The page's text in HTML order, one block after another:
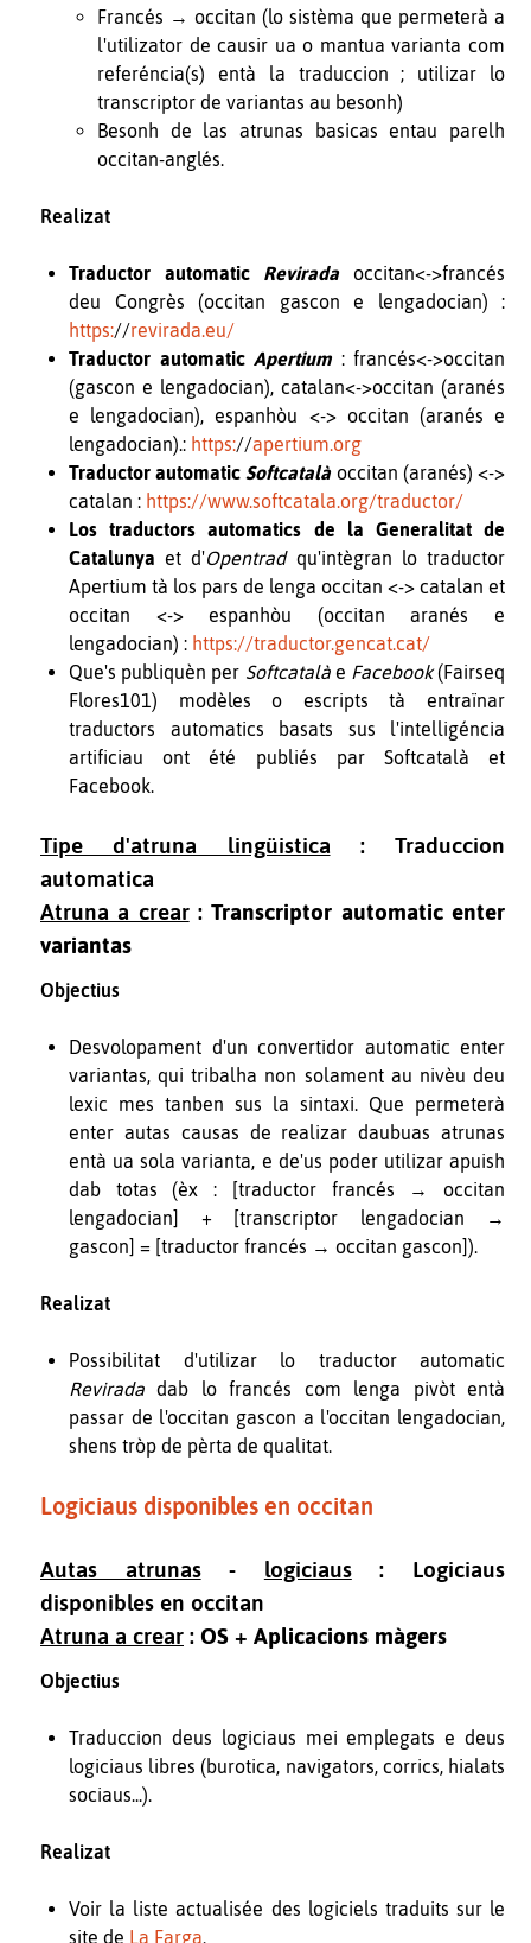
Francés → occitan (lo sistèma que permeterà a
l'utilizator de causir ua o mantua varianta com
referéncia(s) entà la traduccion ; utilizar lo
transcriptor de variantas au besonh)
Besonh de las atrunas basicas entau parelh
occitan-anglés.
Realizat
Traductor automatic Revirada occitan<->francés
deu Congrès (occitan gascon e lengadocian) :
https://revirada.eu/
Traductor automatic Apertium : francés<->occitan
(gascon e lengadocian), catalan<->occitan (aranés
e lengadocian), espanhòu <-> occitan (aranés e
lengadocian).: https://apertium.org
Traductor automaticSoftcatalà occitan (aranés) <->
catalan : https://www.softcatala.org/traductor/
Los traductors automatics de la Generalitat de
Catalunya et d'Opentrad qu'intègran lo traductor
Apertium tà los pars de lenga occitan <-> catalan et
occitan <-> espanhòu (occitan aranés e
lengadocian) : https://traductor.gencat.cat/
Que's publiquèn per Softcatalà e Facebook(Fairseq
Flores101) modèles o escripts tà entraïnar
traductors automatics basats sus l'intelligéncia
artificiau ont été publiés par Softcatalà et
Facebook.
Tipe d'atruna lingüistica : Traduccion
automatica
Atruna a crear:Transcriptor automatic enter
variantas
Objectius
Desvolopament d'un convertidor automatic enter
variantas, qui tribalha non solament au nivèu deu
lexic mes tanben sus la sintaxi. Que permeterà
enter autas causas de realizar daubuas atrunas
entà ua sola varianta, e de'us poder utilizar apuish
dab totas (èx : [traductor francés → occitan
lengadocian] + [transcriptor lengadocian →
gascon] = [traductor francés → occitan gascon]).
Realizat
Possibilitat d'utilizar lo traductor automatic
Revirada dab lo francés com lenga pivòt entà
passar de l'occitan gascon a l'occitan lengadocian,
shens tròp de pèrta de qualitat.
Logiciaus disponibles en occitan
Autas atrunas- logiciaus: Logiciaus
disponibles en occitan
Atruna a crear : OS + Aplicacions màgers
Objectius
Traduccion deus logiciaus mei emplegats e deus
logiciaus libres (burotica, navigators, corrics, hialats
sociaus...).
Realizat
Voir la liste actualisée des logiciels traduits sur le
site de La Farga.